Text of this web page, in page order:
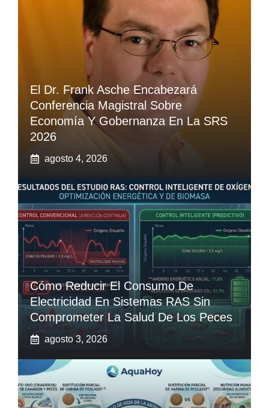
El Dr. Frank Asche Encabezará
Conferencia Magistral Sobre
Economía Y Gobernanza En La SRS
2026
agosto 4, 2026
Cómo Reducir El Consumo De
Electricidad En Sistemas RAS Sin
Comprometer La Salud De Los Peces
agosto 3, 2026